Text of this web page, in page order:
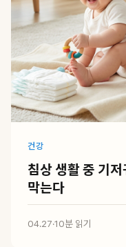
건강
침상 생활 중 기
막는다
04.27·10분 읽기